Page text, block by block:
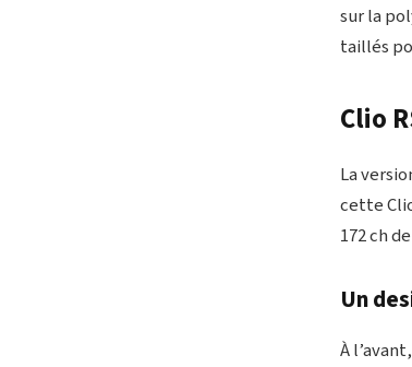
sur la
taillés
Clio
La
cette
172 ch
Un
À